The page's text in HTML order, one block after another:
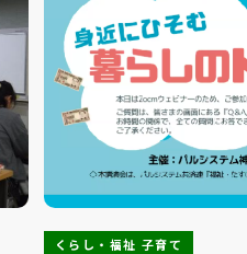
くらし・福祉 子育て